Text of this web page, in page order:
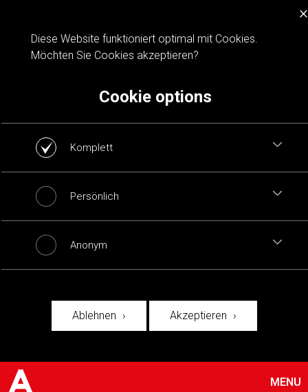
Cookie notification
×
Diese Website funktioniert optimal mit Cookies.
Möchten Sie Cookies akzeptieren?
Cookie options
Komplett
Persönlich
Anonym
Ablehnen Akzeptieren
MENU